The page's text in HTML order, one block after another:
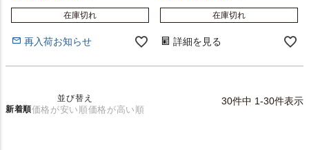
在庫切れ
再入荷お知らせ
在庫切れ
詳細を見る
並び替え
新着順価格が安い順価格が高い順
30件中 1-30件表示